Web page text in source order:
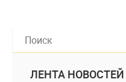
ЛЕНТА НОВОСТЕЙ